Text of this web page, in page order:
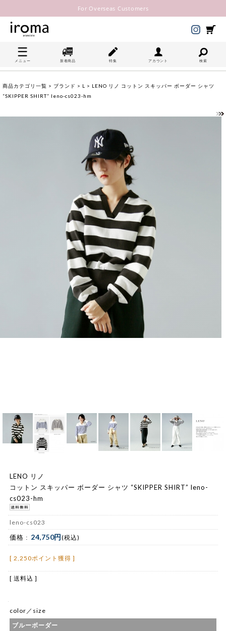
For Overseas Customers
メニュー 新着商品 特集 アカウント 検索
商品カテゴリ一覧 > ブランド > L
> LENO リノ コットン スキッパー ボーダー シャツ
“SKIPPER SHIRT” leno-cs023-hm
LENO リノ
コットン スキッパー ボーダー シャツ “SKIPPER SHIRT” leno-
cs023-hm
leno-cs023
価格 : 24,750円(税込)
[ 2,250ポイント獲得 ]
[ 送料込 ]
color／size
ブルーボーダー